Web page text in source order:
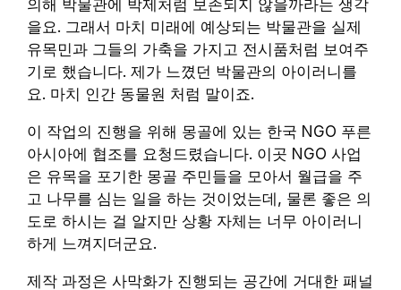
의해 박물관에 박제처럼 보존되지 않을까라는 생각
을요. 그래서 마치 미래에 예상되는 박물관을 실제
유목민과 그들의 가축을 가지고 전시품처럼 보여주
기로 했습니다. 제가 느꼈던 박물관의 아이러니를
요. 마치 인간 동물원 처럼 말이죠.
이 작업의 진행을 위해 몽골에 있는 한국 NGO 푸른
아시아에 협조를 요청드렸습니다. 이곳 NGO 사업
은 유목을 포기한 몽골 주민들을 모아서 월급을 주
고 나무를 심는 일을 하는 것이었는데, 물론 좋은 의
도로 하시는 걸 알지만 상황 자체는 너무 아이러니
하게 느껴지더군요.
제작 과정은 사막화가 진행되는 공간에 거대한 패널